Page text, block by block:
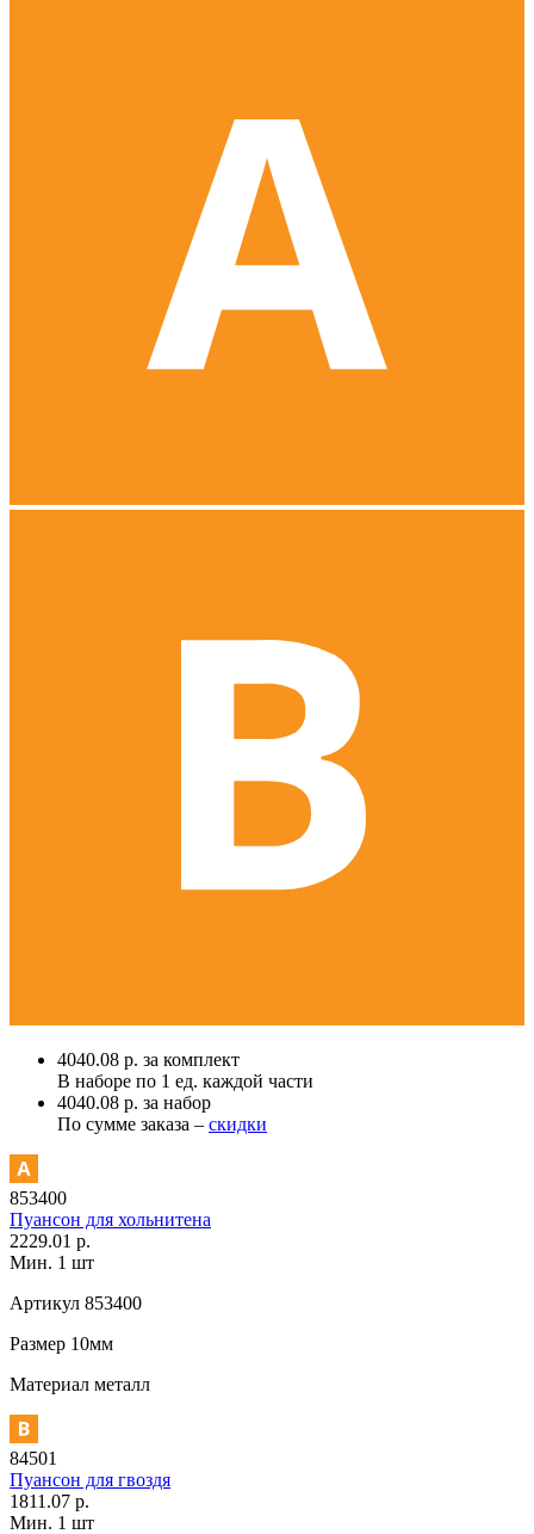
4040.08 р. за комплект
В наборе по 1 ед. каждой части
4040.08 р. за набор
По сумме заказа – скидки
853400
Пуансон для хольнитена
2229.01 р.
Мин. 1 шт
Артикул 853400
Размер 10мм
Материал металл
84501
Пуансон для гвоздя
1811.07 р.
Мин. 1 шт